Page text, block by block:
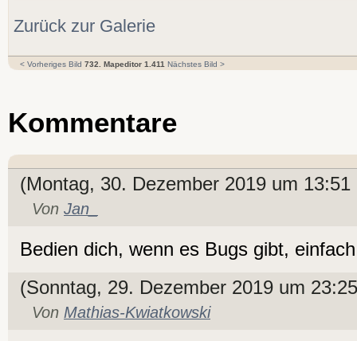
Zurück zur Galerie
< Vorheriges Bild 732. Mapeditor 1.411 Nächstes Bild >
Kommentare
(Montag, 30. Dezember 2019 um 13:51
Von Jan_
Bedien dich, wenn es Bugs gibt,
(Sonntag, 29. Dezember 2019 um
Von Mathias-Kwiatkowski